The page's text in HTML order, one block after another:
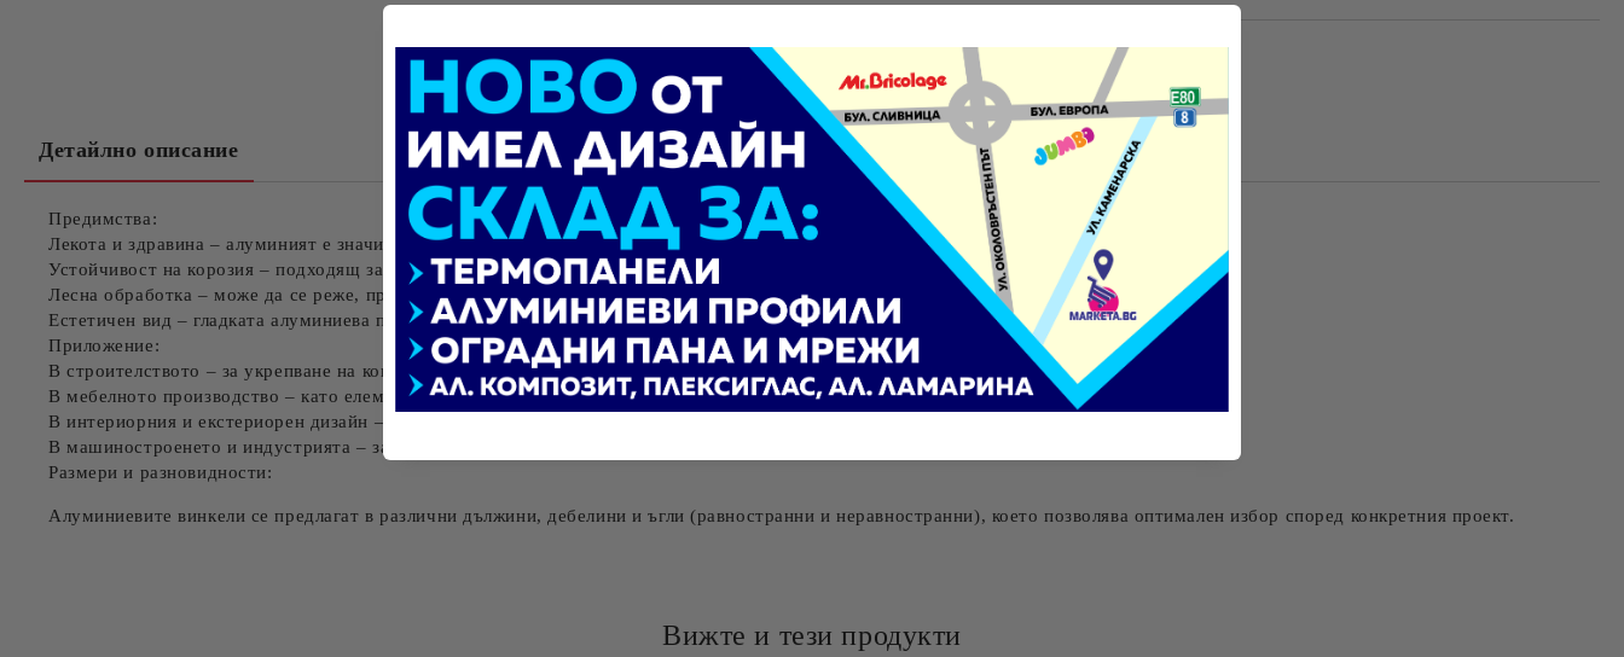
Ние ще се свържем с вас в рамките на работния ден.
Детайлно описание
Предимства:
Лекота и здравина – алуминият е значително по-лек от стоманата, но същевременно осигурява достатъчна твърдост и стабилност.
Устойчивост на корозия – подходящ за външни и вътрешни приложения, дори във влажна среда.
Лесна обработка – може да се реже, пробива, огъва и заварява без затруднения.
Естетичен вид – гладката алуминиева повърхност може да бъде анодирана или боядисана в различни цветове.
Приложение:
Встроителството – за укрепване на конструкции, окачени тавани, дограма и фасадни системи.
Вмебелното производство – като елемент за рамки, ъглови връзки и декоративни акценти.
Винтериорния и екстериорен дизайн – използва се за завършване на ръбове, декоративни кантове и дизайнерски решения.
Вмашиностроенето и индустрията – за изработка на рамки, стойки и други метални конструкции.
Размери и разновидности:
Алуминиевите винкели се предлагат в различни дължини, дебелини и ъгли (равностранни и неравностранни), което позволява оптимален избор според конкретния проект.
Вижте и тези продукти